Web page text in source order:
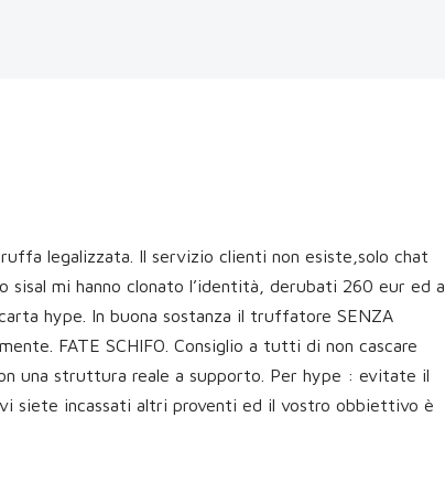
legalizzata. Il servizio clienti non esiste,solo chat
mi hanno clonato l’identità, derubati 260 eur ed a
hype. In buona sostanza il truffatore SENZA
FATE SCHIFO. Consiglio a tutti di non cascare
una struttura reale a supporto. Per hype : evitate il
siete incassati altri proventi ed il vostro obbiettivo è